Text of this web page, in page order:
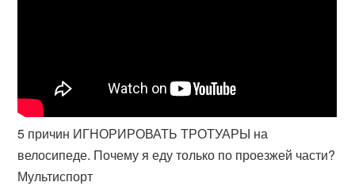
5 причин ИГНОРИРОВАТЬ ТРОТУАРЫ на
велосипеде. Почему я еду только по проезжей части?
Мультиспорт